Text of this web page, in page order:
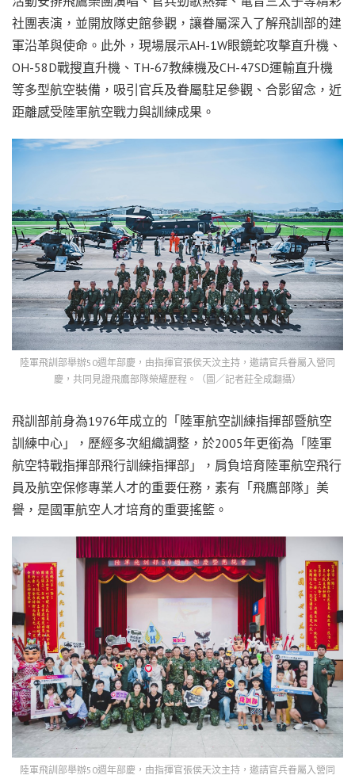
社團表演，並開放隊史館參觀，讓眷屬深入了解飛訓部的建
軍沿革與使命。此外，現場展示AH-1W眼鏡蛇攻擊直升機、
OH-58D戰搜直升機、TH-67教練機及CH-47SD運輸直升機
等多型航空裝備，吸引官兵及眷屬駐足參觀、合影留念，近
距離感受陸軍航空戰力與訓練成果。
陸軍飛訓部舉辦50週年部慶，由指揮官張侯天汶主持，邀請官兵眷屬入營同
慶，共同見證飛鷹部隊榮耀歷程。（圖／記者莊全成翻攝）
飛訓部前身為1976年成立的「陸軍航空訓練指揮部暨航空
訓練中心」，歷經多次組織調整，於2005年更銜為「陸軍
航空特戰指揮部飛行訓練指揮部」，肩負培育陸軍航空飛行
員及航空保修專業人才的重要任務，素有「飛鷹部隊」美
譽，是國軍航空人才培育的重要搖籃。
陸軍飛訓部舉辦50週年部慶，由指揮官張侯天汶主持，邀請官兵眷屬入營同